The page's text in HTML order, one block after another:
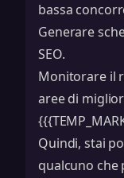
bassa
Generare
SEO.
Monitorare il
aree di
Quindi, stai
qualcuno che